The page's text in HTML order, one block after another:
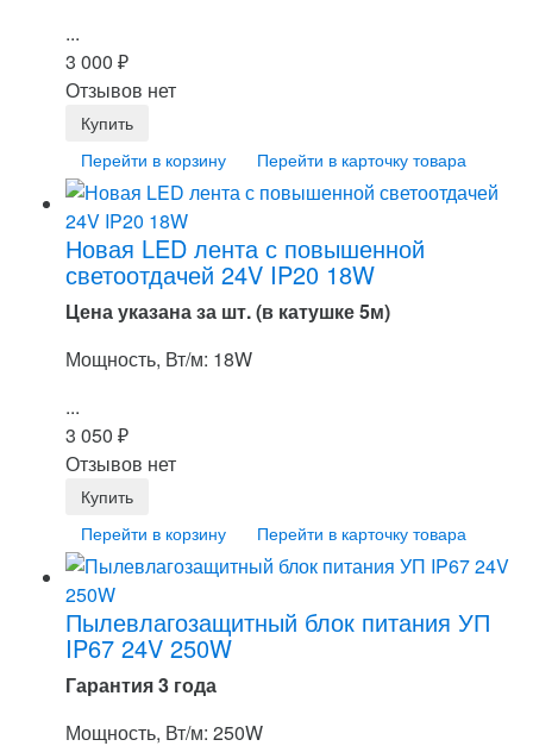
...
3 000 ₽
Отзывов нет
Перейти в корзину Перейти в карточку товара
Новая LED лента с повышенной
светоотдачей 24V IP20 18W
Цена указана за шт. (в катушке 5м)
Мощность, Вт/м: 18W
...
3 050 ₽
Отзывов нет
Перейти в корзину Перейти в карточку товара
Пылевлагозащитный блок питания УП
IP67 24V 250W
Гарантия 3 года
Мощность, Вт/м: 250W